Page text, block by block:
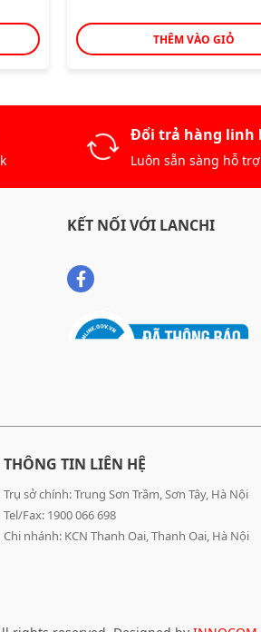
THÊM VÀO GIỎ
Đổi trả hàng linh
Luôn sẵn sàng hỗ trợ
KẾT NỐI VỚI LANCHI
THÔNG TIN LIÊN HỆ
Trụ sở chính: Trung Sơn Trầm, Sơn Tây, Hà Nội
Tel/Fax: 1900 066 698
Chi nhánh: KCN Thanh Oai, Thanh Oai, Hà Nội